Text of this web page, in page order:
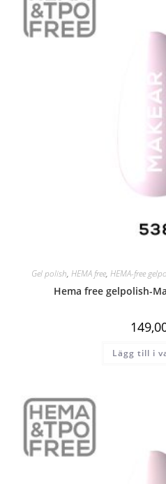
Gel polish, HEMA free, HEMA-free
Hema free gelpolish-
Lägg till i